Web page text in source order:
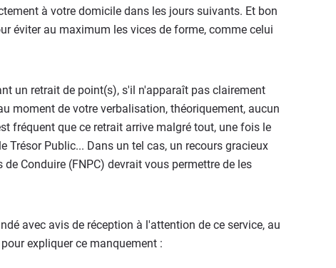
à votre domicile dans les jours suivants. Et bon
éviter au maximum les vices de forme, comme celui
un retrait de point(s), s'il n'apparaît pas clairement
moment de votre verbalisation, théoriquement, aucun
fréquent que ce retrait arrive malgré tout, une fois le
Trésor Public... Dans un tel cas, un recours gracieux
Conduire (FNPC) devrait vous permettre de les
avec avis de réception à l'attention de ce service, au
expliquer ce manquement :